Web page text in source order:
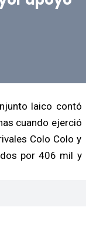
laico contó
cuando ejerció
Colo Colo y
por 406 mil y